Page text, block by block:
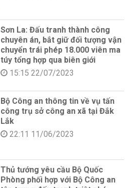
Sơn La: Đấu tranh thành công
chuyên án, bắt giữ đối tượng vận
chuyển trái phép 18.000 viên ma
túy tổng hợp qua biên giới
15:15 22/07/2023
Bộ Công an thông tin về vụ tấn
công trụ sở công an xã tại Đắk
Lắk
22:11 11/06/2023
Thủ tướng yêu cầu Bộ Quốc
Phòng phối hợp với Bộ Công an